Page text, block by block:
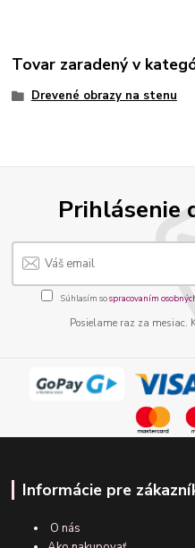
Tovar zaradený v
Drevené obrazy na stenu
Prihlásenie
Súhlasím sospracovaním
Posielame raz za mesiac.
Informácie pre
O nás